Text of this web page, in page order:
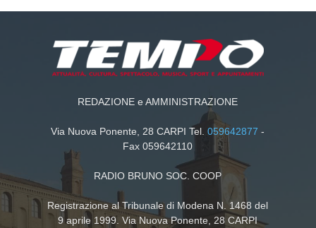
REDAZIONE e AMMINISTRAZIONE
Via Nuova Ponente, 28 CARPI Tel.059642877 -
Fax 059642110
RADIO BRUNO SOC. COOP
Registrazione al Tribunale di Modena N. 1468 del
9 aprile 1999. Via Nuova Ponente, 28 CARPI